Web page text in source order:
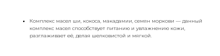
Комплекс масел ши, кокоса, макадамии, семян моркови — данный
комплекс масел способствует питанию и увлажнению кожи,
разглаживает её, делая шелковистой и мягкой.